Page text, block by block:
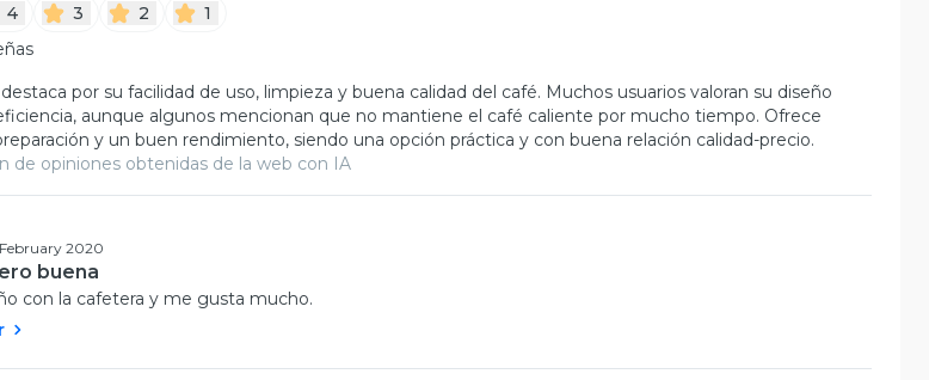
4 3 2
1
por su facilidad de uso, limpieza y buena calidad del café. Muchos usuarios valoran su diseño
aunque algunos mencionan que no mantiene el café caliente por mucho tiempo. Ofrece
y un buen rendimiento, siendo una opción práctica y con buena relación calidad-precio.
de opiniones obtenidas de la web con IA
February 2020
buena
con la cafetera y me gusta mucho.